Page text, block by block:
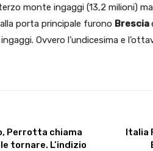
monte ingaggi (13,2 milioni)
porta principale furono Brescia
Ovvero l’undicesima e
Perrotta chiama
tornare. L’indizio
Italia